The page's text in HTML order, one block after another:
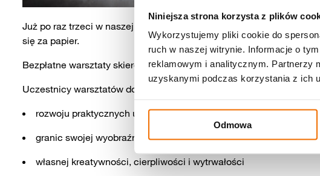
Niniejsza strona korzysta z plików
Wykorzystujemy pliki cookie do
ruch w naszej witrynie. Informacje o
reklamowym i analitycznym. Partnerzy
uzyskanymi podczas korzystania z ich
Odmowa
Już po raz trzeci w naszej gminie realizujemy projekt
się za papier.
Bezpłatne warsztaty skierowane są do osób dorosłych, młodzieży
Uczestnicy warsztatów doświadczą:
rozwoju praktycznych umiejętności w zakresie metaloplastyki i
granic swojej wyobraźni
własnej kreatywności, cierpliwości i wytrwałości